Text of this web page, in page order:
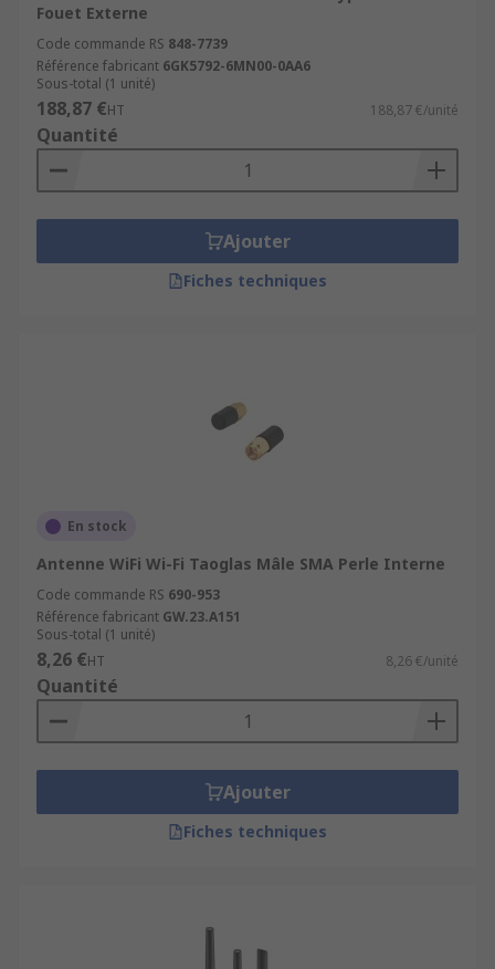
Fouet Externe
Code commande RS 848-7739
Référence fabricant 6GK5792-6MN00-0AA6
Sous-total (1 unité)
188,87 €HT 188,87 €/unité
Quantité
Ajouter
Fiches techniques
En stock
Antenne WiFi Wi-Fi Taoglas Mâle SMA Perle Interne
Code commande RS 690-953
Référence fabricant GW.23.A151
Sous-total (1 unité)
8,26 €HT 8,26 €/unité
Quantité
Ajouter
Fiches techniques